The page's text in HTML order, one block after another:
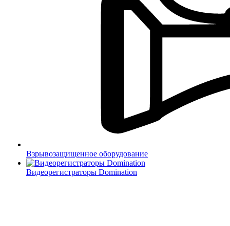
Взрывозащищенное оборудование
Видеорегистраторы Domination